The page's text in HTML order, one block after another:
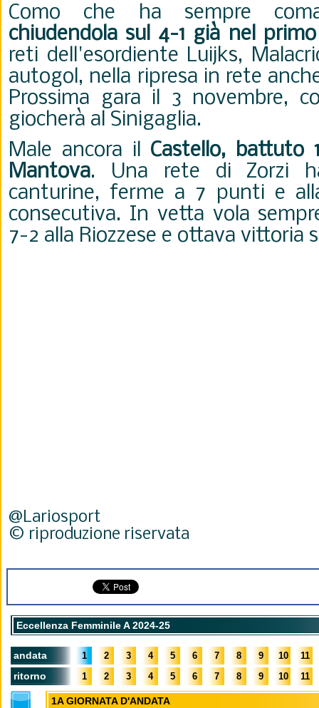
Como che ha sempre
chiudendola sul 4-1 già nel
reti dell'esordiente Luijks,
autogol, nella ripresa in rete
Prossima gara il 3 novembre,
giocherà al Sinigaglia.
Male ancora il Castello, battuto
Mantova. Una rete di Zorzi
canturine, ferme a 7 punti e
consecutiva. In vetta vola
7-2 alla Riozzese e ottava vittoria
@Lariosport
© riproduzione riservata
Eccellenza Femminile A 2024-25
andata 1 2 3 4 5 6 7 8 9 10 11
ritorno 1 2 3 4 5 6 7 8 9 10 11
1A GIORNATA D'ANDATA